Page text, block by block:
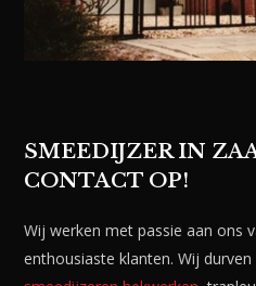
SMEEDIJZER IN
CONTACT OP!
Wij werken met passie aan ons
enthousiaste klanten. Wij